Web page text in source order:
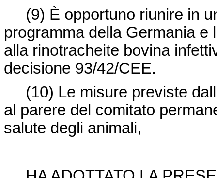
(9) È opportuno riunire in
programma della Germania
alla rinotracheite bovina
decisione 93/42/CEE.
(10) Le misure previste
al parere del comitato
salute degli animali,